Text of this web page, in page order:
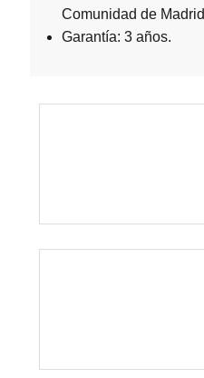
Comunidad de Madrid
Garantía: 3 años.